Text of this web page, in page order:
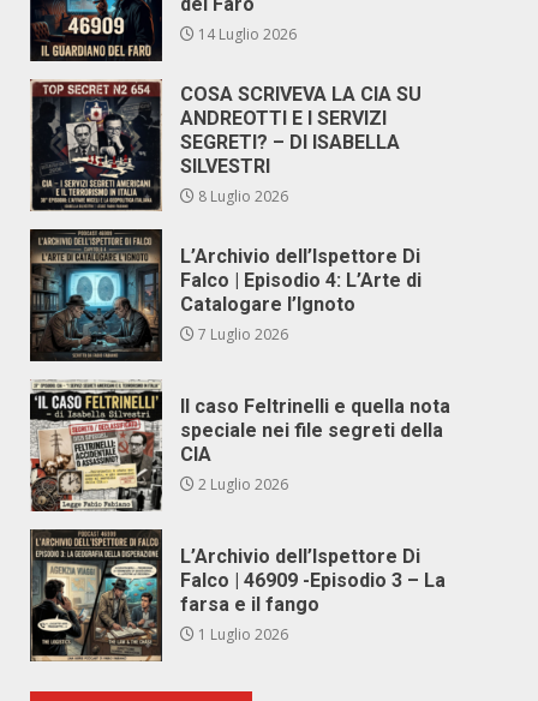
14 Luglio 2026
COSA SCRIVEVA LA CIA SU
ANDREOTTI E I SERVIZI
SEGRETI? – DI ISABELLA
SILVESTRI
8 Luglio 2026
L’Archivio dell’Ispettore Di
Falco | Episodio 4: L’Arte di
Catalogare l’Ignoto
7 Luglio 2026
Il caso Feltrinelli e quella nota
speciale nei file segreti della
CIA
2 Luglio 2026
L’Archivio dell’Ispettore Di
Falco | 46909 -Episodio 3 – La
farsa e il fango
1 Luglio 2026